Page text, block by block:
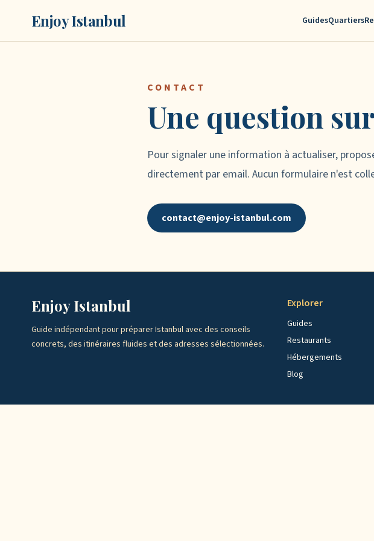
Enjoy Istanbul GuidesQuartiers
CONTACT
Une question
Pour signaler une information à actualiser,
directement par email. Aucun formulaire n'est
contact@enjoy-istanbul.com
Enjoy Istanbul
Guide indépendant pour préparer Istanbul avec des conseils
concrets, des itinéraires fluides et des adresses sélectionnées.
Explorer
Guides
Restaurants
Hébergements
Blog